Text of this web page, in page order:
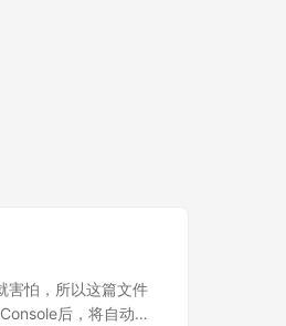
害怕，所以这篇文件
后，将自动搜